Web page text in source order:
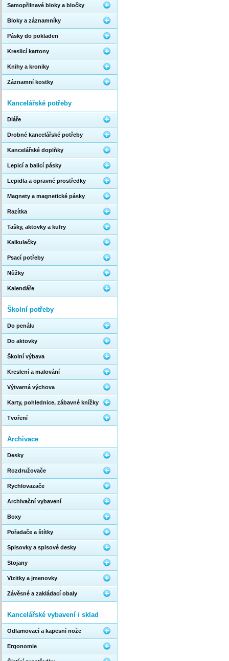
Samopřilnavé bloky a bločky
Bloky a záznamníky
Pásky do pokladen
Kreslicí kartony
Knihy a kroniky
Záznamní kostky
Kancelářské potřeby
Diáře
Drobné kancelářské potřeby
Kancelářské doplňky
Lepicí a balicí pásky
Lepidla a opravné prostředky
Magnety a magnetické pásky
Razítka
Tašky, aktovky a kufry
Kalkulačky
Psací potřeby
Nůžky
Kalendáře
Školní potřeby
Do penálu
Do aktovky
Školní výbava
Kreslení a malování
Výtvarná výchova
Karty, pohlednice, zábavné knížky
Tvoření
Archivace
Desky
Rozdružovače
Rychlovazače
Archivační vybavení
Boxy
Pořadače a štítky
Spisovky a spisové desky
Stojany
Vizitky a jmenovky
Závěsné a zakládací obaly
Kancelářské vybavení / sklad
Odlamovací a kapesní nože
Ergonomie